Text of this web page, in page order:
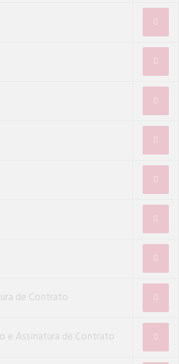
de Contrato
e Assinatura de Contrato